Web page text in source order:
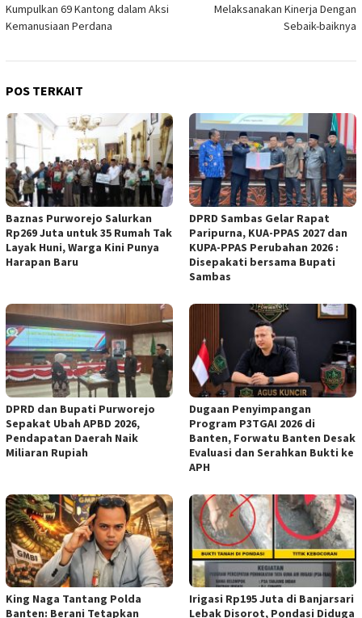
Kumpulkan 69 Kantong dalam Aksi
Kemanusiaan Perdana
Melaksanakan Kinerja Dengan
Sebaik-baiknya
POS TERKAIT
Baznas Purworejo Salurkan
Rp269 Juta untuk 35 Rumah Tak
Layak Huni, Warga Kini Punya
Harapan Baru ‎
DPRD Sambas Gelar Rapat
Paripurna, KUA-PPAS 2027 dan
KUPA-PPAS Perubahan 2026 :
Disepakati bersama Bupati
Sambas
DPRD dan Bupati Purworejo
Sepakat Ubah APBD 2026,
Pendapatan Daerah Naik
Miliaran Rupiah ‎
Dugaan Penyimpangan
Program P3TGAI 2026 di
Banten, Forwatu Banten Desak
Evaluasi dan Serahkan Bukti ke
APH
‎King Naga Tantang Polda
Banten: Berani Tetapkan
Irigasi Rp195 Juta di Banjarsari
Lebak Disorot, Pondasi Diduga